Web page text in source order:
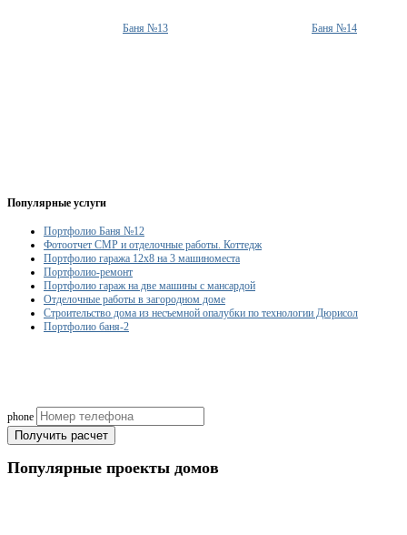
Баня №13 Баня №14
Популярные услуги
Портфолио Баня №12
Фотоотчет СМР и отделочные работы. Коттедж
Портфолио гаража 12x8 на 3 машиноместа
Портфолио-ремонт
Портфолио гараж на две машины с мансардой
Отделочные работы в загородном доме
Строительство дома из несъемной опалубки по технологии Дюрисол
Портфолио баня-2
phone
Получить расчет
Популярные проекты домов